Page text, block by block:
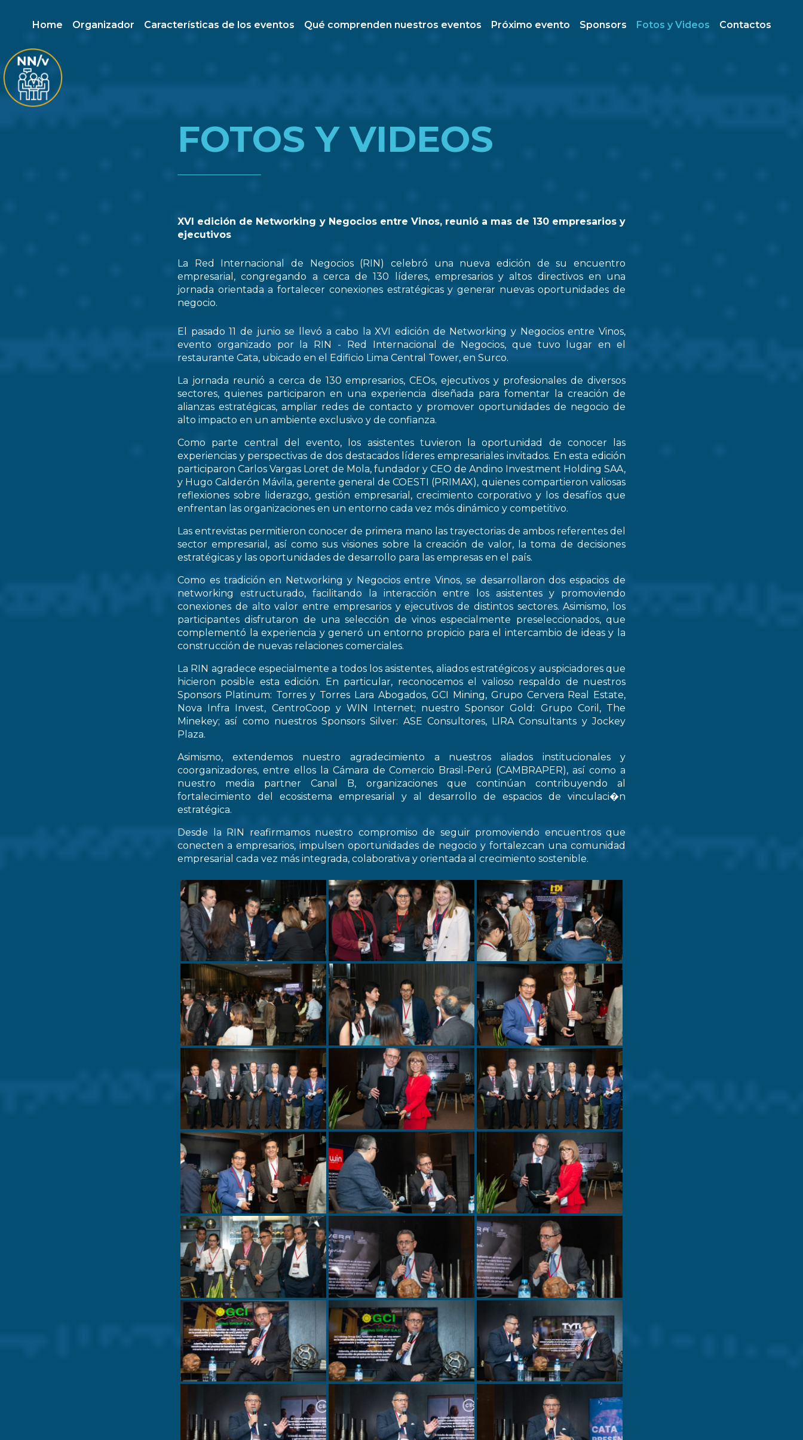
Home Organizador Características de los eventos Qué comprenden nuestros eventos Próximo evento Sponsors Fotos y Videos Contactos
FOTOS Y VIDEOS
XVI edición de Networking y Negocios entre Vinos, reunió a mas de 130 empresarios y
ejecutivos
La Red Internacional de Negocios (RIN) celebró una nueva edición de su encuentro
empresarial, congregando a cerca de 130 líderes, empresarios y altos directivos en una
jornada orientada a fortalecer conexiones estratégicas y generar nuevas oportunidades de
negocio.
El pasado 11 de junio se llevó a cabo la XVI edición de Networking y Negocios entre Vinos,
evento organizado por la RIN - Red Internacional de Negocios, que tuvo lugar en el
restaurante Cata, ubicado en el Edificio Lima Central Tower, en Surco.
La jornada reunió a cerca de 130 empresarios, CEOs, ejecutivos y profesionales de diversos
sectores, quienes participaron en una experiencia diseñada para fomentar la creación de
alianzas estratégicas, ampliar redes de contacto y promover oportunidades de negocio de
alto impacto en un ambiente exclusivo y de confianza.
Como parte central del evento, los asistentes tuvieron la oportunidad de conocer las
experiencias y perspectivas de dos destacados líderes empresariales invitados. En esta edición
participaron Carlos Vargas Loret de Mola, fundador y CEO de Andino Investment Holding SAA,
y Hugo Calderón Mávila, gerente general de COESTI (PRIMAX), quienes compartieron valiosas
reflexiones sobre liderazgo, gestión empresarial, crecimiento corporativo y los desafíos que
enfrentan las organizaciones en un entorno cada vez mós dinámico y competitivo.
Las entrevistas permitieron conocer de primera mano las trayectorias de ambos referentes del
sector empresarial, así como sus visiones sobre la creación de valor, la toma de decisiones
estratégicas y las oportunidades de desarrollo para las empresas en el país.
Como es tradición en Networking y Negocios entre Vinos, se desarrollaron dos espacios de
networking estructurado, facilitando la interacción entre los asistentes y promoviendo
conexiones de alto valor entre empresarios y ejecutivos de distintos sectores. Asimismo, los
participantes disfrutaron de una selección de vinos especialmente preseleccionados, que
complementó la experiencia y generó un entorno propicio para el intercambio de ideas y la
construcción de nuevas relaciones comerciales.
La RIN agradece especialmente a todos los asistentes, aliados estratégicos y auspiciadores que
hicieron posible esta edición. En particular, reconocemos el valioso respaldo de nuestros
Sponsors Platinum: Torres y Torres Lara Abogados, GCI Mining, Grupo Cervera Real Estate,
Nova Infra Invest, CentroCoop y WIN Internet; nuestro Sponsor Gold: Grupo Coril, The
Minekey; así como nuestros Sponsors Silver: ASE Consultores, LIRA Consultants y Jockey
Plaza.
Asimismo, extendemos nuestro agradecimiento a nuestros aliados institucionales y
coorganizadores, entre ellos la Cámara de Comercio Brasil-Perú (CAMBRAPER), así como a
nuestro media partner Canal B, organizaciones que continúan contribuyendo al
fortalecimiento del ecosistema empresarial y al desarrollo de espacios de vinculaci�n
estratégica.
Desde la RIN reafirmamos nuestro compromiso de seguir promoviendo encuentros que
conecten a empresarios, impulsen oportunidades de negocio y fortalezcan una comunidad
empresarial cada vez más integrada, colaborativa y orientada al crecimiento sostenible.